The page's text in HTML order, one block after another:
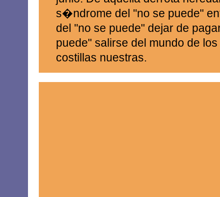
s�ndrome del "no se puede"
del "no se puede" dejar de
puede" salirse del mundo de
costillas nuestras.